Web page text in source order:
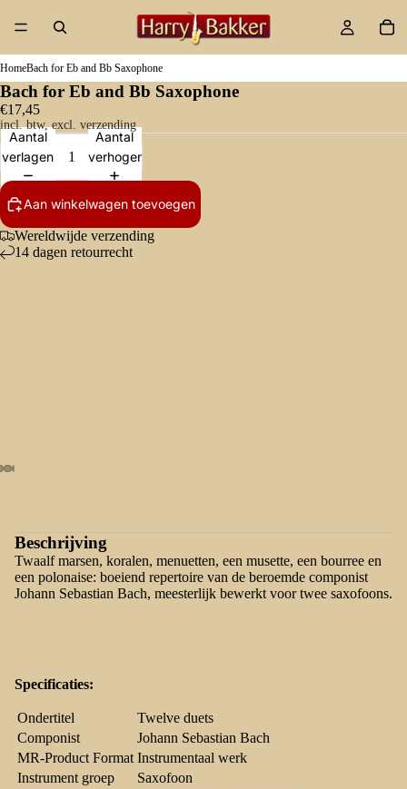
HomeBach for Eb and Bb Saxophone
Bach for Eb and Bb Saxophone
€17,45
incl. btw, excl. verzending
Aantal
verlagen
Aantal
verhogen
Aan winkelwagen toevoegen
Wereldwijde verzending
14 dagen retourrecht
Beschrijving
Twaalf marsen, koralen, menuetten, een musette, een bourree en
een polonaise: boeiend repertoire van de beroemde componist
Johann Sebastian Bach, meesterlijk bewerkt voor twee saxofoons.
Specificaties:
Ondertitel
Twelve duets
Componist
Johann Sebastian Bach
MR-Product Format Instrumentaal werk
Instrument groep
Saxofoon